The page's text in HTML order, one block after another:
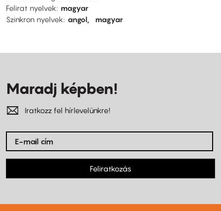
Felirat nyelvek
magyar
Szinkron nyelvek
angol magyar
Maradj képben!
Iratkozz fel hírlevelünkre!
Feliratkozás